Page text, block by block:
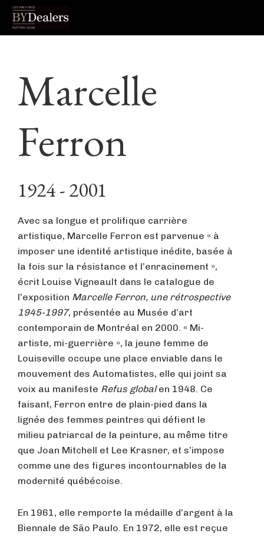
navigation
contentMarcelle
Ferron
1924 - 2001
Avec sa longue et prolifique carrière
artistique, Marcelle Ferron est parvenue « à
imposer une identité artistique inédite, basée à
la fois sur la résistance et l’enracinement »,
écrit Louise Vigneault dans le catalogue de
l’exposition Marcelle Ferron, une rétrospective
1945-1997, présentée au Musée d’art
contemporain de Montréal en 2000. « Mi-
artiste, mi-guerrière », la jeune femme de
Louiseville occupe une place enviable dans le
mouvement des Automatistes, elle qui joint sa
voix au manifeste Refus globalen 1948. Ce
faisant, Ferron entre de plain-pied dans la
lignée des femmes peintres qui défient le
milieu patriarcal de la peinture, au même titre
que Joan Mitchell et Lee Krasner, et s’impose
comme une des figures incontournables de la
modernité québécoise.
En 1961, elle remporte la médaille d’argent à la
Biennale de São Paulo. En 1972, elle est reçue